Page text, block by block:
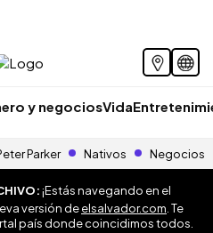
y negociosVida
Parker Nativos Negocios
¡Estás navegando en el
versión deelsalvador.com . Te
país donde coincidimos todos.